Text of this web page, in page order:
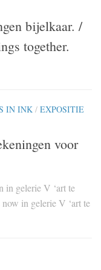
bijelkaar. /
together.
IN INK / EXPOSITIE
voor
in gelerie V ‘art te
in gelerie V ‘art te